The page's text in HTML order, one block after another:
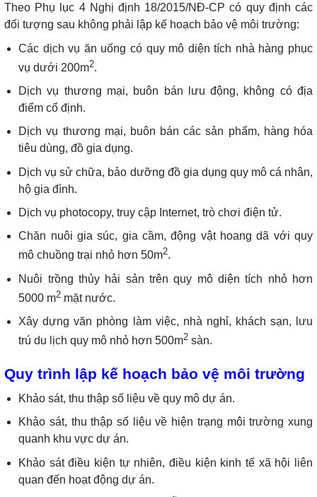
Theo Phụ lục 4 Nghị định 18/2015/NĐ-CP có quy định các
đối tượng sau không phải lập kế hoạch bảo vệ môi trường:
Các dịch vụ ăn uống có quy mô diện tích nhà hàng phục
vụ dưới 200m2.
Dịch vụ thương mại, buôn bán lưu động, không có địa
điểm cố định.
Dịch vụ thương mại, buôn bán các sản phẩm, hàng hóa
tiêu dùng, đồ gia dụng.
Dịch vụ sử chữa, bảo dưỡng đồ gia dụng quy mô cá nhân,
hộ gia đình.
Dịch vụ photocopy, truy cập Internet, trò chơi điện tử.
Chăn nuôi gia súc, gia cầm, động vật hoang dã với quy
mô chuồng trại nhỏ hơn 50m2.
Nuôi trồng thủy hải sản trên quy mô diện tích nhỏ hơn
5000 m2 mặt nước.
Xây dựng văn phòng làm việc, nhà nghỉ, khách sạn, lưu
trú du lịch quy mô nhỏ hơn 500m2 sàn.
Quy trình lập kế hoạch bảo vệ môi trường
Khảo sát, thu thập số liệu về quy mô dự án.
Khảo sát, thu thập số liệu về hiện trạng môi trường xung
quanh khu vực dự án.
Khảo sát điều kiện tự nhiên, điều kiện kinh tế xã hội liên
quan đến hoạt động dự án.